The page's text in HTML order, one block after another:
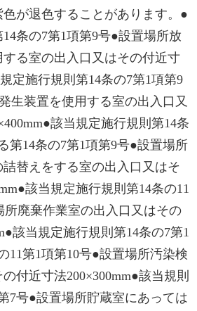
色が退色することがあります。●
条の7第1項第9号●設置場所放
る室の出入口又はその付近寸
定施行規則第14条の7第1項第9
生装置を使用する室の出入口又
該当規定施行規則第14条
第14条の7第1項第9号●設置場所
替えをする室の出入口又はそ
該当規定施行規則第14条の11
所廃棄作業室の出入口又はその
該当規定施行規則第14条の7第1
11第1項第10号●設置場所汚染検
付近寸法200×300mm●該当規則
7号●設置場所貯蔵室にあっては